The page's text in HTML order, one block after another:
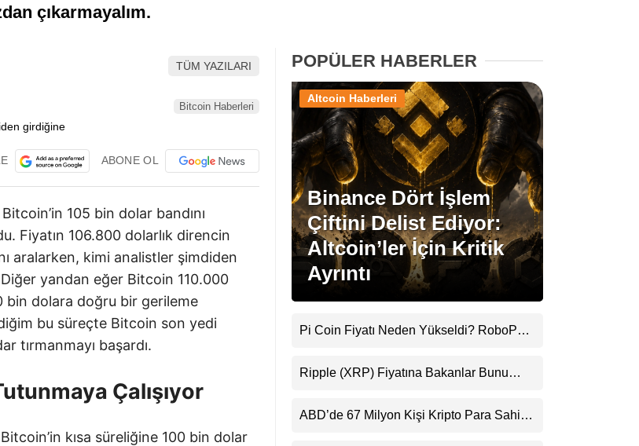
Facebook
Instagram
Youtube
TikTok
Pinterest
çıkarmayalım.
TÜM YAZILARI
Bitcoin Haberleri
ABONE OL
105 bin dolar bandını
Fiyatın 106.800 dolarlık direncin
aralarken, kimi analistler şimdiden
yandan eğer Bitcoin 110.000
bin dolara doğru bir gerileme
bu süreçte Bitcoin son yedi
tırmanmayı başardı.
Çalışıyor
kısa süreliğine 100 bin dolar
POPÜLER HABERLER
Binance Dört İşlem
Çiftini Delist Ediyor:
Altcoin’ler İçin Kritik
Ayrıntı
Altcoin Haberleri
Pi Coin Fiyatı Neden Yükseldi? RoboPay
Destekledi
Ripple (XRP) Fiyatına Bakanlar Bunu
Uyarı
ABD’de 67 Milyon Kişi Kripto Para Sahibi: